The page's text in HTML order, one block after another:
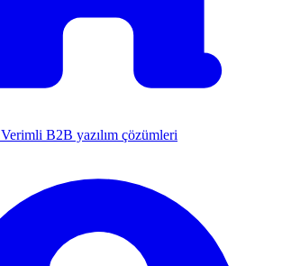
Verimli B2B yazılım çözümleri